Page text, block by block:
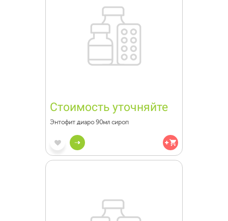
Стоимость уточняйте
Энтофит диаро 90мл сироп